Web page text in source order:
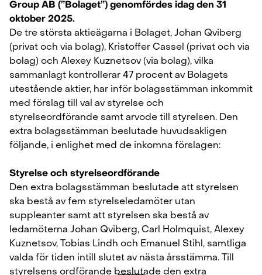
Group AB (”Bolaget”) genomfördes idag den 31
oktober 2025.
De tre största aktieägarna i Bolaget, Johan Qviberg
(privat och via bolag), Kristoffer Cassel (privat och via
bolag) och Alexey Kuznetsov (via bolag), vilka
sammanlagt kontrollerar 47 procent av Bolagets
utestående aktier, har inför bolagsstämman inkommit
med förslag till val av styrelse och
styrelseordförande samt arvode till styrelsen. Den
extra bolagsstämman beslutade huvudsakligen
följande, i enlighet med de inkomna förslagen:
Styrelse och styrelseordförande
Den extra bolagsstämman beslutade att styrelsen
ska bestå av fem styrelseledamöter utan
suppleanter samt att styrelsen ska bestå av
ledamöterna Johan Qviberg, Carl Holmquist, Alexey
Kuznetsov, Tobias Lindh och Emanuel Stihl, samtliga
valda för tiden intill slutet av nästa årsstämma. Till
styrelsens ordförande beslutade den extra
Checkin.com Group AB, Grev Turegatan 30, 114 38 Stockholm, Sweden
hello@checkin.com